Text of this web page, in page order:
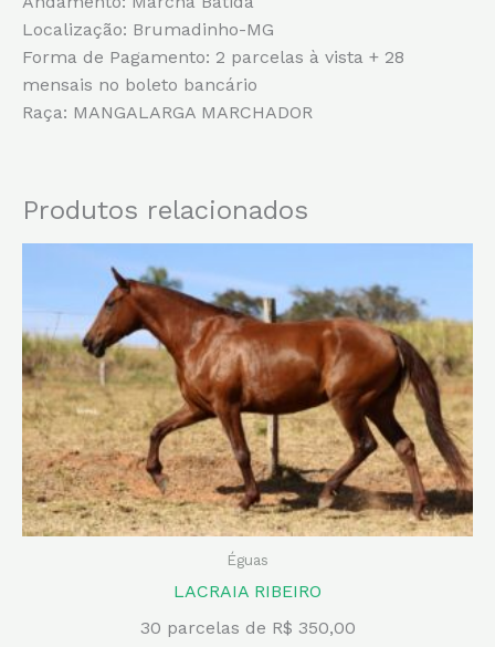
Localização: Brumadinho-MG
Forma de Pagamento: 2 parcelas à vista + 28
mensais no boleto bancário
Raça: MANGALARGA MARCHADOR
Produtos relacionados
Éguas
LACRAIA RIBEIRO
30 parcelas de R$ 350,00